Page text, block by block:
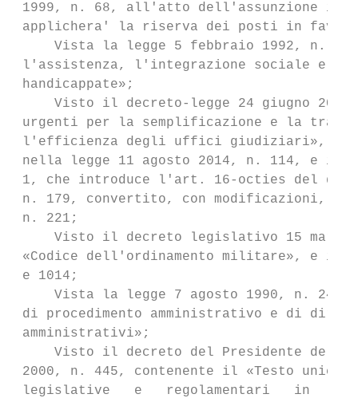
1999, n. 68, all'atto dell'assunzione il
applichera' la riserva dei posti in
Vista la legge 5 febbraio 1992, n.
l'assistenza, l'integrazione sociale e i
handicappate»;
Visto il decreto-legge 24 giugno
urgenti per la semplificazione e la
l'efficienza degli uffici giudiziari»,
nella legge 11 agosto 2014, n. 114, e in
1, che introduce l'art. 16-octies del
n. 179, convertito, con modificazioni,
n. 221;
Visto il decreto legislativo 15 marzo
«Codice dell'ordinamento militare», e
e 1014;
Vista la legge 7 agosto 1990, n. 241,
di procedimento amministrativo e di
amministrativi»;
Visto il decreto del Presidente della
2000, n. 445, contenente il «Testo
legislative   e   regolamentari   in